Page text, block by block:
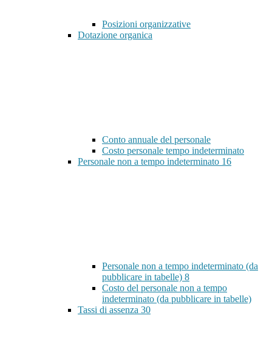
Posizioni organizzative
Dotazione organica
Conto annuale del personale
Costo personale tempo indeterminato
Personale non a tempo indeterminato 16
Personale non a tempo indeterminato (da
pubblicare in tabelle) 8
Costo del personale non a tempo
indeterminato (da pubblicare in tabelle)
Tassi di assenza 30